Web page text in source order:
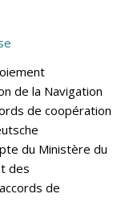
de la Navigation
de coopération
du Ministère du
des
de